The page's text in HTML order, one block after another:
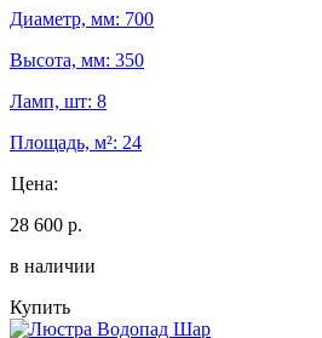
Диаметр, мм: 700
Высота, мм: 350
Ламп, шт: 8
Площадь, м²: 24
Цена:
28 600 р.
в наличии
Купить